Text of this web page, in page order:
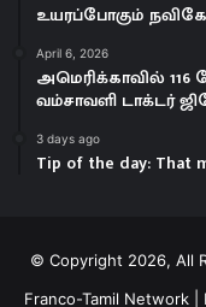
உயரப்போகும்
April 6, 2026
அமெரிக்காவில் 116
வம்சாவளி டாக்டர்
3 days ago
Tip of the day: That
© Copyright 2026, All
Franco-Tamil Network |